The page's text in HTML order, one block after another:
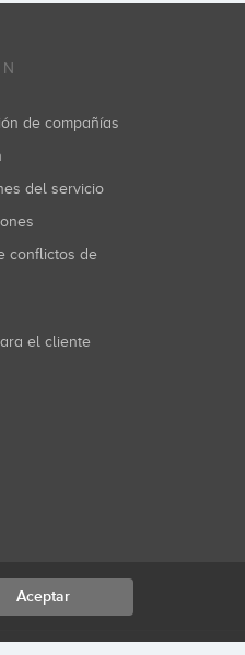
de compañías
del servicio
el cliente
Aceptar